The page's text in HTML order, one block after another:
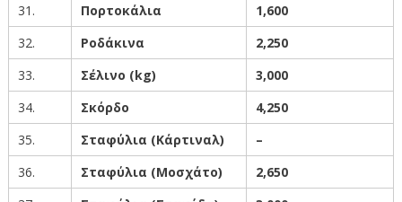
31.
Πορτοκάλια 1,600
32.
Ροδάκινα
2,250
33.
Σέλινο (kg) 3,000
34.
Σκόρδο 4,250
35.
Σταφύλια (Κάρτιναλ)
–
36.
Σταφύλια (Μοσχάτο)
2,650